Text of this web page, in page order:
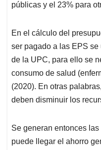
públicas y el 23% para
En el cálculo del
ser pagado a las EPS
de la UPC, para ello se
consumo de salud
(2020). En otras
deben disminuir los
Se generan entonces
puede llegar el ahorro